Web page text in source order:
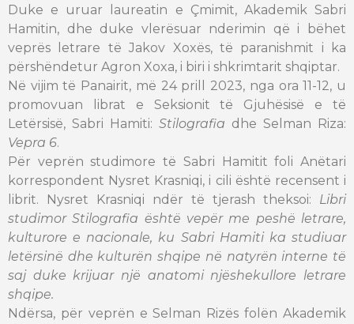
Duke e uruar laureatin e Çmimit, Akademik Sabri
Hamitin, dhe duke vlerësuar nderimin që i bëhet
veprës letrare të Jakov Xoxës, të paranishmit i ka
përshëndetur Agron Xoxa, i biri i shkrimtarit shqiptar.
Në vijim të Panairit, më 24 prill 2023, nga ora 11-12, u
promovuan librat e Seksionit të Gjuhësisë e të
Letërsisë, Sabri Hamiti: Stilografia dhe Selman Riza:
Vepra 6.
Për veprën studimore të Sabri Hamitit foli Anëtari
korrespondent Nysret Krasniqi, i cili është recensent i
librit. Nysret Krasniqi ndër të tjerash theksoi: Libri
studimor Stilografia është vepër me peshë letrare,
kulturore e nacionale, ku Sabri Hamiti ka studiuar
letërsinë dhe kulturën shqipe në natyrën interne të
saj duke krijuar një anatomi njëshekullore letrare
shqipe.
Ndërsa, për veprën e Selman Rizës folën Akademik